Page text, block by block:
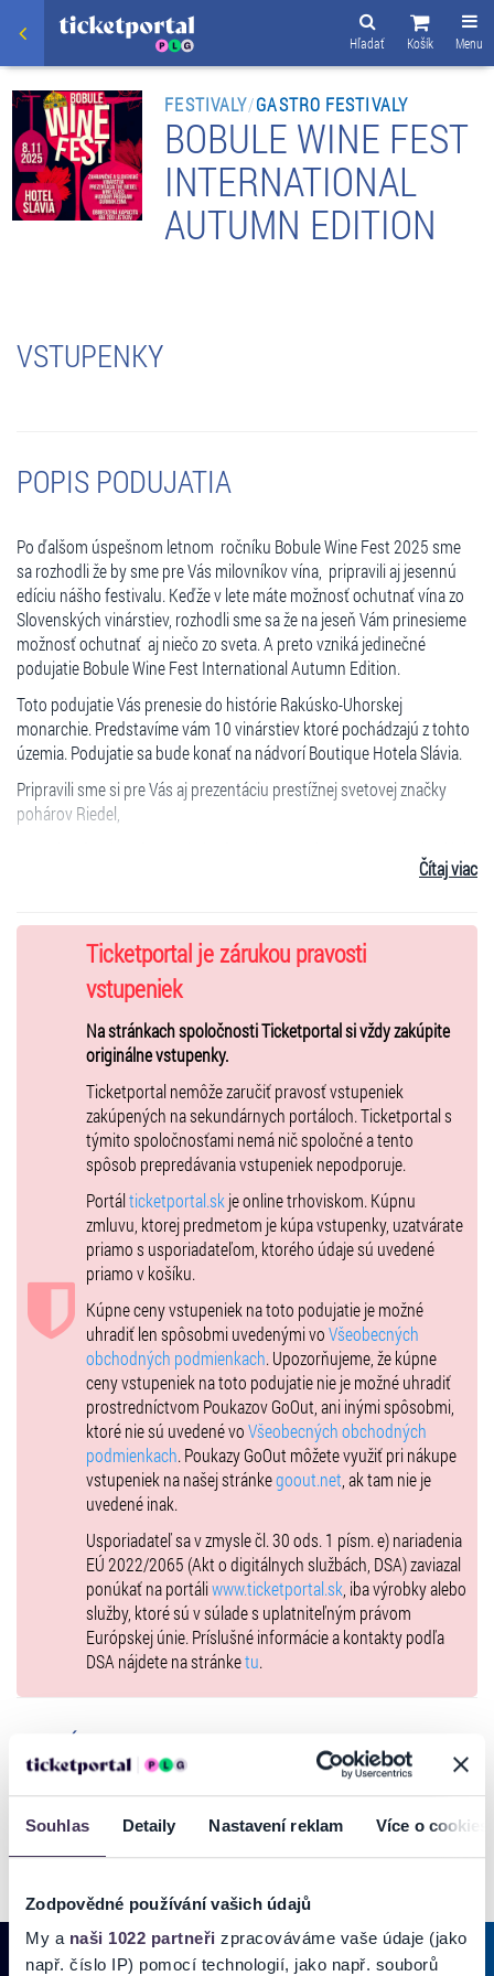
Souhlas Detaily Nastavení reklam Více o cookies
Zodpovědné používání vašich údajů
My a naši 1022 partneři zpracováváme vaše údaje (jako
např. číslo IP) pomocí technologií, jako např. souborů
Menu
Košík
Hľadať
FESTIVALY/GASTRO FESTIVALY
BOBULE WINE FEST
INTERNATIONAL
AUTUMN EDITION
VSTUPENKY
POPIS PODUJATIA
Po ďalšom úspešnom letnom ročníku Bobule Wine Fest 2025 sme
sa rozhodli že by sme pre Vás milovníkov vína, pripravili aj jesennú
edíciu nášho festivalu. Keďže v lete máte možnosť ochutnať vína zo
Slovenských vinárstiev, rozhodli sme sa že na jeseň Vám prinesieme
možnosť ochutnať aj niečo zo sveta. A preto vzniká jedinečné
podujatie Bobule Wine Fest International Autumn Edition.
Toto podujatie Vás prenesie do histórie Rakúsko-Uhorskej
monarchie. Predstavíme vám 10 vinárstiev ktoré pochádzajú z tohto
územia. Podujatie sa bude konať na nádvorí Boutique Hotela Slávia.
Pripravili sme si pre Vás aj prezentáciu prestížnej svetovej značky
pohárov Riedel,
Cena Vstupenky 35€
V cene vstupenky je zahrnuté:
- Neobmedzená degustácia vzoriek do vypredania zásob!
- Degustačný pohár Bobule Wine Fest
- 2x 5€ kupón na nákup vína na podujatí
- Vstup na prezentáciu The Riedel Wine Glass (17:00)
Vstupenky dostupné v sieti Ticketprotal.sk
Obmedzená kapacita vstupeniek 200KS !
Čítaj viac
Ticketportal je zárukou pravosti
vstupeniek
Na stránkach spoločnosti Ticketportal si vždy zakúpite
originálne vstupenky.
Ticketportal nemôže zaručiť pravosť vstupeniek
zakúpených na sekundárnych portáloch. Ticketportal s
týmito spoločnosťami nemá nič spoločné a tento
spôsob prepredávania vstupeniek nepodporuje.
Portálticketportal.sk je online trhoviskom. Kúpnu
zmluvu, ktorej predmetom je kúpa vstupenky, uzatvárate
priamo s usporiadateľom, ktorého údaje sú uvedené
priamo v košíku.
Kúpne ceny vstupeniek na toto podujatie je možné
uhradiť len spôsobmi uvedenými voVšeobecných
obchodných podmienkach. Upozorňujeme, že kúpne
ceny vstupeniek na toto podujatie nie je možné uhradiť
prostredníctvom Poukazov GoOut, ani inými spôsobmi,
ktoré nie sú uvedené voVšeobecných obchodných
podmienkach. Poukazy GoOut môžete využiť pri nákupe
vstupeniek na našej stránkegoout.net , ak tam nie je
uvedené inak.
Usporiadateľ sa v zmysle čl. 30 ods. 1 písm. e) nariadenia
EÚ 2022/2065 (Akt o digitálnych službách, DSA) zaviazal
ponúkať na portáliwww.ticketportal.sk , iba výrobky alebo
služby, ktoré sú v súlade s uplatniteľným právom
Európskej únie. Príslušné informácie a kontakty podľa
DSA nájdete na stránketu.
GALÉRIA